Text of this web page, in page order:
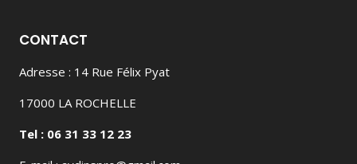
CONTACT
Adresse : 14 Rue Félix Pyat
17000 LA ROCHELLE
Tel : 06 31 33 12 23